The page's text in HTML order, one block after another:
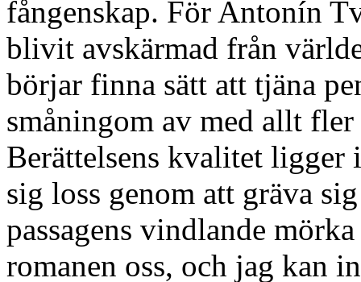
fångenskap. För Antonín
blivit avskärmad från
börjar finna sätt att tjäna
småningom av med allt
Berättelsens kvalitet ligger
sig loss genom att gräva
passagens vindlande
romanen oss, och jag kan